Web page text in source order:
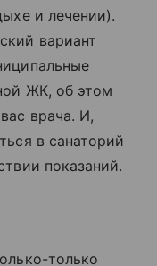
и лечении).
вариант
ЖК, об этом
врача. И,
в санаторий
показаний.
только